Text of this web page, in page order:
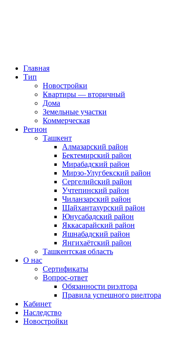
Главная
Тип
Новостройки
Квартиры — вторичный
Дома
Земельные участки
Коммерческая
Регион
Ташкент
Алмазарский район
Бектемирский район
Мирабадский район
Мирзо-Улугбекский район
Сергелийский район
Учтепинский район
Чиланзарский район
Шайхантахурский район
Юнусабадский район
Яккасарайский район
Яшнабадский район
Янгихаётский район
Ташкентская область
О нас
Сертификаты
Вопрос-ответ
Обязанности риэлтора
Правила успешного риелтора
Кабинет
Наследство
Новостройки